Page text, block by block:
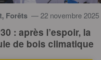
Forêts — 22 novembre 2025
: après l’espoir, la
de bois climatique